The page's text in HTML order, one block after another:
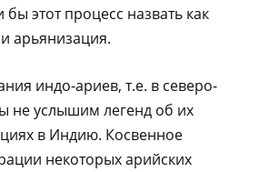
этот процесс назвать как
арьянизация.
индо-ариев, т.е. в северо-
не услышим легенд об их
в Индию. Косвенное
некоторых арийских